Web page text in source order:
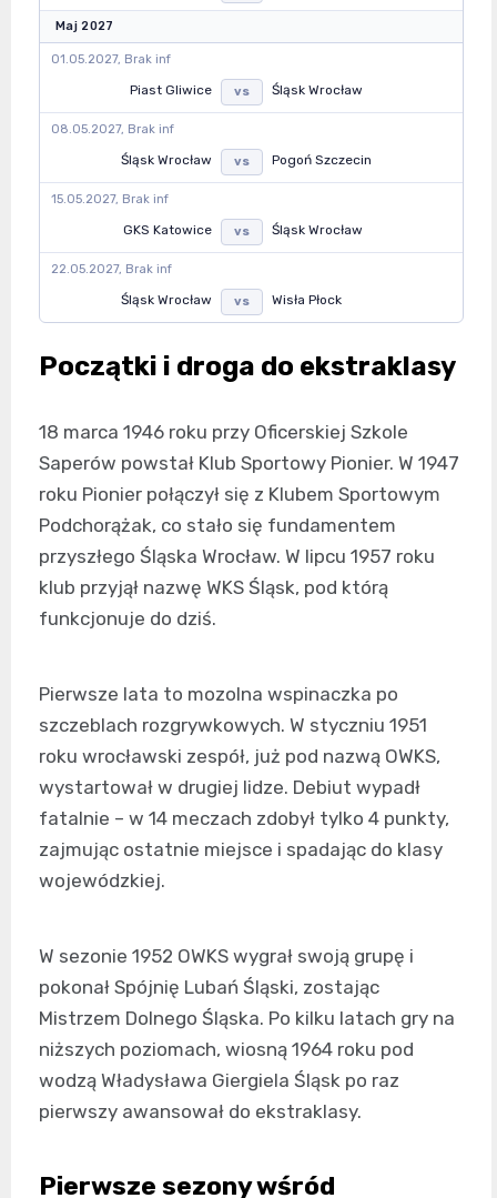
Maj 2027
01.05.2027, Brak inf
Piast Gliwice vs Śląsk Wrocław
08.05.2027, Brak inf
Śląsk Wrocław vs Pogoń Szczecin
15.05.2027, Brak inf
GKS Katowice vs Śląsk Wrocław
22.05.2027, Brak inf
Śląsk Wrocław vs Wisła Płock
Początki i droga do ekstraklasy
18 marca 1946 roku przy Oficerskiej Szkole
Saperów powstał Klub Sportowy Pionier. W 1947
roku Pionier połączył się z Klubem Sportowym
Podchorążak, co stało się fundamentem
przyszłego Śląska Wrocław. W lipcu 1957 roku
klub przyjął nazwę WKS Śląsk, pod którą
funkcjonuje do dziś.
Pierwsze lata to mozolna wspinaczka po
szczeblach rozgrywkowych. W styczniu 1951
roku wrocławski zespół, już pod nazwą OWKS,
wystartował w drugiej lidze. Debiut wypadł
fatalnie – w 14 meczach zdobył tylko 4 punkty,
zajmując ostatnie miejsce i spadając do klasy
wojewódzkiej.
W sezonie 1952 OWKS wygrał swoją grupę i
pokonał Spójnię Lubań Śląski, zostając
Mistrzem Dolnego Śląska. Po kilku latach gry na
niższych poziomach, wiosną 1964 roku pod
wodzą Władysława Giergiela Śląsk po raz
pierwszy awansował do ekstraklasy.
Pierwsze sezony wśród